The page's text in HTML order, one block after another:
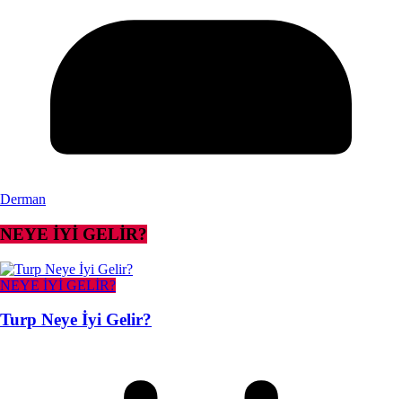
Derman
NEYE İYİ GELİR?
NEYE İYİ GELİR?
Turp Neye İyi Gelir?